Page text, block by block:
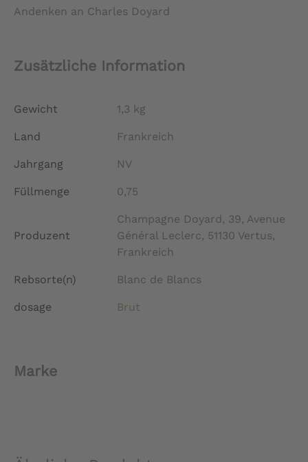
Andenken an Charles Doyard
Zusätzliche Information
Gewicht 1,3 kg
Land Frankreich
Jahrgang NV
Füllmenge 0,75
Produzent
Champagne Doyard, 39, Avenue
Général Leclerc, 51130 Vertus,
Frankreich
Rebsorte(n) Blanc de Blancs
dosage Brut
Marke